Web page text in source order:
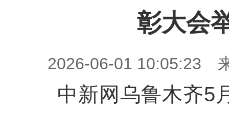
彰大会
2026-06-01 10:05:23
中新网乌鲁木齐5